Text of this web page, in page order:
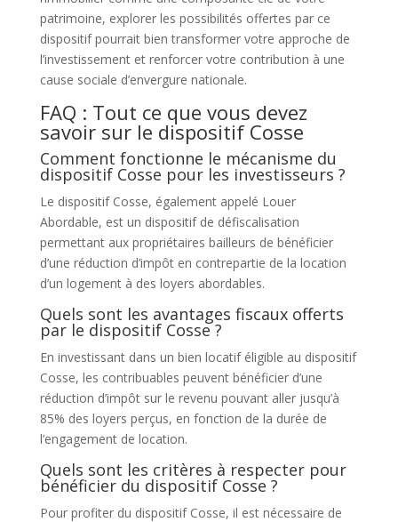
patrimoine, explorer les possibilités offertes par ce
dispositif pourrait bien transformer votre approche de
l’investissement et renforcer votre contribution à une
cause sociale d’envergure nationale.
FAQ : Tout ce que vous devez
savoir sur le dispositif Cosse
Comment fonctionne le mécanisme du
dispositif Cosse pour les investisseurs ?
Le dispositif Cosse, également appelé Louer
Abordable, est un dispositif de défiscalisation
permettant aux propriétaires bailleurs de bénéficier
d’une réduction d’impôt en contrepartie de la location
d’un logement à des loyers abordables.
Quels sont les avantages fiscaux offerts
par le dispositif Cosse ?
En investissant dans un bien locatif éligible au dispositif
Cosse, les contribuables peuvent bénéficier d’une
réduction d’impôt sur le revenu pouvant aller jusqu’à
85% des loyers perçus, en fonction de la durée de
l’engagement de location.
Quels sont les critères à respecter pour
bénéficier du dispositif Cosse ?
Pour profiter du dispositif Cosse, il est nécessaire de